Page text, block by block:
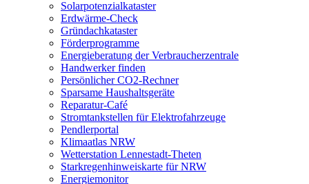
Solarpotenzialkataster
Erdwärme-Check
Gründachkataster
Förderprogramme
Energieberatung der Verbraucherzentrale
Handwerker finden
Persönlicher CO2-Rechner
Sparsame Haushaltsgeräte
Reparatur-Café
Stromtankstellen für Elektrofahrzeuge
Pendlerportal
Klimaatlas NRW
Wetterstation Lennestadt-Theten
Starkregenhinweiskarte für NRW
Energiemonitor